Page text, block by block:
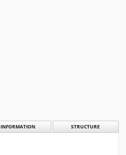
INFORMATION STRUCTURE